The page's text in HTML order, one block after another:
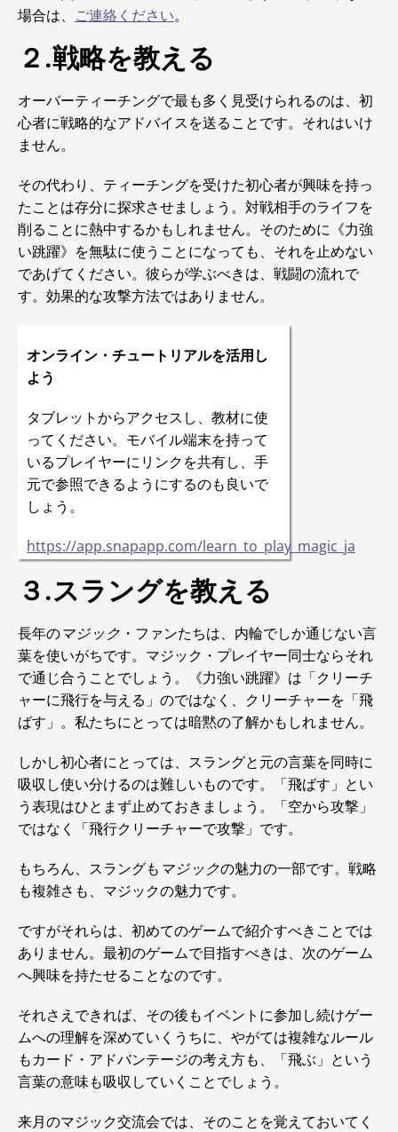
場合は、 ご連絡ください。
２.戦略を教える
オーバーティーチングで最も多く見受けられるのは、初
心者に戦略的なアドバイスを送ることです。それはいけ
ません。
その代わり、ティーチングを受けた初心者が興味を持っ
たことは存分に探求させましょう。対戦相手のライフを
削ることに熱中するかもしれません。そのために《力強
い跳躍》を無駄に使うことになっても、それを止めない
であげてください。彼らが学ぶべきは、戦闘の流れで
す。効果的な攻撃方法ではありません。
オンライン・チュートリアルを活用し
よう
タブレットからアクセスし、教材に使
ってください。モバイル端末を持って
いるプレイヤーにリンクを共有し、手
元で参照できるようにするのも良いで
しょう。
https://app.snapapp.com/learn_to_play_magic_ja
３.スラングを教える
長年のマジック ・ファンたちは、内輪でしか通じない言
葉を使いがちです。マジック・プレイヤー同士ならそれ
で通じ合うことでしょう。《力強い跳躍》は「クリーチ
ャーに飛行を与える」のではなく、クリーチャーを「飛
ばす」。私たちにとっては暗黙の了解かもしれません。
しかし初心者にとっては、スラングと元の言葉を同時に
吸収し使い分けるのは難しいものです。「飛ばす」とい
う表現はひとまず止めておきましょう。「空から攻撃」
ではなく「飛行クリーチャーで攻撃」です。
もちろん、スラングも マジックの魅力の一部です。戦略
も複雑さも、マジックの魅力です。
ですがそれらは、初めてのゲームで紹介すべきことでは
ありません。最初のゲームで目指すべきは、次のゲーム
へ興味を持たせることなのです。
それさえできれば、その後もイベントに参加し続けゲー
ムへの理解を深めていくうちに、やがては複雑なルール
もカード・アドバンテージの考え方も、「飛ぶ」という
言葉の意味も吸収していくことでしょう。
来月のマジック交流会では、そのことを覚えておいてく